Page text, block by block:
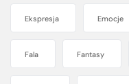
Ekspresja Emocje
Fala Fantasy